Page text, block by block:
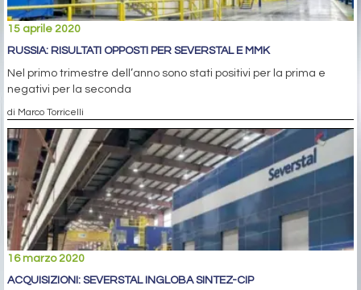
15 aprile 2020
RUSSIA: RISULTATI OPPOSTI PER SEVERSTAL E MMK
Nel primo trimestre dell’anno sono stati positivi per la prima e
negativi per la seconda
di Marco Torricelli
16 marzo 2020
ACQUISIZIONI: SEVERSTAL INGLOBA SINTEZ-CIP